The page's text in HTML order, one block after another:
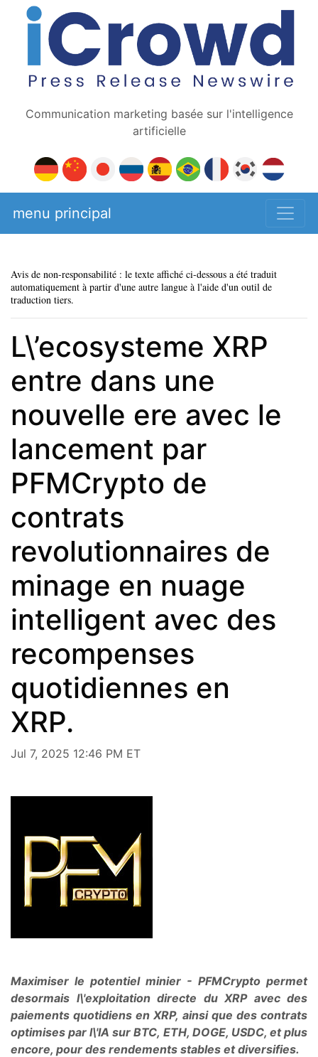
Communication marketing basée sur l'intelligence
artificielle
menu principal
Avis de non-responsabilité : le texte affiché ci-dessous a été traduit
automatiquement à partir d'une autre langue à l'aide d'un outil de
traduction tiers.
L\’ecosysteme XRP
entre dans une
nouvelle ere avec le
lancement par
PFMCrypto de
contrats
revolutionnaires de
minage en nuage
intelligent avec des
recompenses
quotidiennes en
XRP.
Jul 7, 2025 12:46 PM ET
Maximiser le potentiel minier - PFMCrypto permet
desormais l\'exploitation directe du XRP avec des
paiements quotidiens en XRP, ainsi que des contrats
optimises par l\'IA sur BTC, ETH, DOGE, USDC, et plus
encore, pour des rendements stables et diversifies.